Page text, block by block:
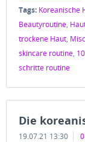
Tags: Koreanische
Beautyroutine,
trockene Haut,
skincare routine,
schritte routine
Die
19.07.21 13:30